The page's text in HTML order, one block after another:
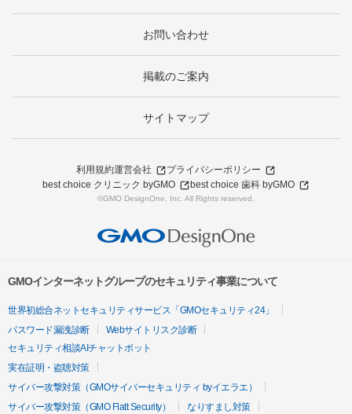
お問い合わせ
掲載のご案内
サイトマップ
利用規約運営会社
プライバシーポリシー
best choice クリニック byGMO
best choice 歯科 byGMO
©GMO DesignOne, Inc. All Rights reserved.
GMOインターネットグループのセキュリティ事業について
世界初総合ネットセキュリティサービス「GMOセキュリティ24」
パスワード漏洩診断
Webサイトリスク診断
セキュリティ相談AIチャットボット
実在証明・盗聴対策
サイバー攻撃対策（GMOサイバーセキュリティ byイエラエ）
サイバー攻撃対策（GMO Flatt Security）
なりすまし対策